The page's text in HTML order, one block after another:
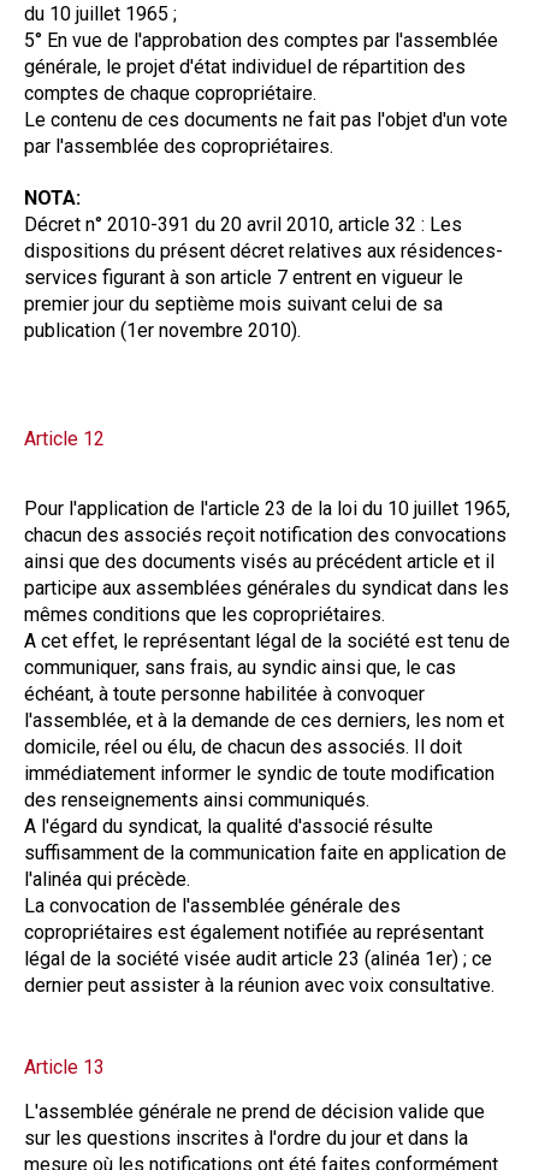
du 10 juillet 1965 ;
5° En vue de l'approbation des comptes par l'assemblée
générale, le projet d'état individuel de répartition des
comptes de chaque copropriétaire.
Le contenu de ces documents ne fait pas l'objet d'un vote
par l'assemblée des copropriétaires.
NOTA:
Décret n° 2010-391 du 20 avril 2010, article 32 : Les
dispositions du présent décret relatives aux résidences-
services figurant à son article 7 entrent en vigueur le
premier jour du septième mois suivant celui de sa
publication (1er novembre 2010).
Article 12
Pour l'application de l'article 23 de la loi du 10 juillet 1965,
chacun des associés reçoit notification des convocations
ainsi que des documents visés au précédent article et il
participe aux assemblées générales du syndicat dans les
mêmes conditions que les copropriétaires.
A cet effet, le représentant légal de la société est tenu de
communiquer, sans frais, au syndic ainsi que, le cas
échéant, à toute personne habilitée à convoquer
l'assemblée, et à la demande de ces derniers, les nom et
domicile, réel ou élu, de chacun des associés. Il doit
immédiatement informer le syndic de toute modification
des renseignements ainsi communiqués.
A l'égard du syndicat, la qualité d'associé résulte
suffisamment de la communication faite en application de
l'alinéa qui précède.
La convocation de l'assemblée générale des
copropriétaires est également notifiée au représentant
légal de la société visée audit article 23 (alinéa 1er) ; ce
dernier peut assister à la réunion avec voix consultative.
Article 13
L'assemblée générale ne prend de décision valide que
sur les questions inscrites à l'ordre du jour et dans la
mesure où les notifications ont été faites conformément